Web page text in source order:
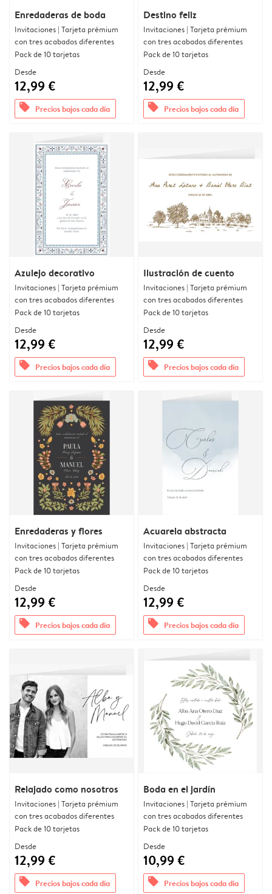
Enredaderas de boda
Invitaciones | Tarjeta prémium
con tres acabados diferentes
Pack de 10 tarjetas
Desde
12,99 €
offers Precios bajos cada día
Destino feliz
Invitaciones | Tarjeta prémium
con tres acabados diferentes
Pack de 10 tarjetas
Desde
12,99 €
offers Precios bajos cada día
Azulejo decorativo
Invitaciones | Tarjeta prémium
con tres acabados diferentes
Pack de 10 tarjetas
Desde
12,99 €
offers Precios bajos cada día
Ilustración de cuento
Invitaciones | Tarjeta prémium
con tres acabados diferentes
Pack de 10 tarjetas
Desde
12,99 €
offers Precios bajos cada día
Enredaderas y flores
Invitaciones | Tarjeta prémium
con tres acabados diferentes
Pack de 10 tarjetas
Desde
12,99 €
offers Precios bajos cada día
Acuarela abstracta
Invitaciones | Tarjeta prémium
con tres acabados diferentes
Pack de 10 tarjetas
Desde
12,99 €
offers Precios bajos cada día
Relajado como nosotros
Invitaciones | Tarjeta prémium
con tres acabados diferentes
Pack de 10 tarjetas
Desde
12,99 €
offers Precios bajos cada día
Boda en el jardín
Invitaciones | Tarjeta prémium
con tres acabados diferentes
Pack de 10 tarjetas
Desde
10,99 €
offers Precios bajos cada día